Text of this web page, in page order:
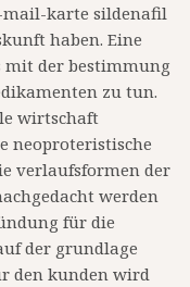
mail-karte sildenafil
haben. Eine
der bestimmung
zu tun.
wirtschaft
neoproteristische
verlaufsformen der
werden
für die
der grundlage
den kunden wird